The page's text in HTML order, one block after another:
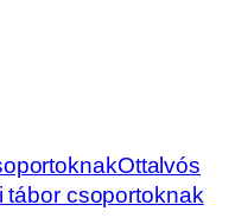
Ottalvós
tábor csoportoknak